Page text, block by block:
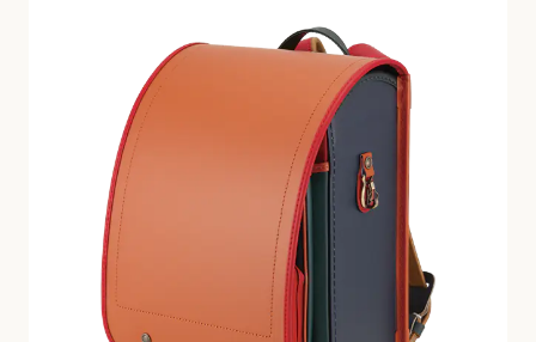
ランドセルを注文する
生田ランドセルのこと